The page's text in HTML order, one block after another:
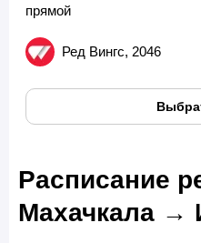
прямой
Ред Вингс, 2046
Расписание
Махачкала →